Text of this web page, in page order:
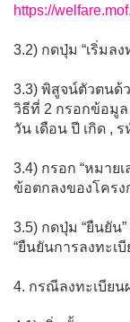
https://
3.2) กดปุ่ม “เริ่มล
3.3) พิสูจน์ตัวตนด้
วิธีที่ 2 กรอกข้อมู
วัน เดือน ปี เกิด ,
3.4) กรอก “หมาย
ข้อตกลงของโครง
3.5) กดปุ่ม “ยืนยัน
“ยืนยันการลงทะเบี
4. กรณีลงทะเบียน